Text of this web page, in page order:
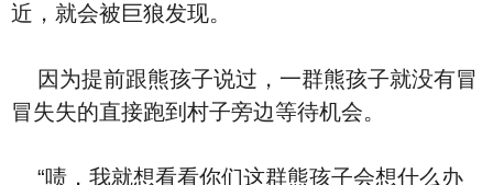
近，就会被巨狼发现。
因为提前跟熊孩子说过，一群熊孩子就没有冒
冒失失的直接跑到村子旁边等待机会。
“啧，我就想看看你们这群熊孩子会想什么办